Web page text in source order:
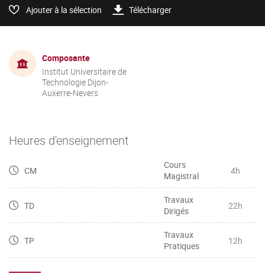
Ajouter à la sélection Télécharger
Composante
Institut Universitaire de
Technologie Dijon-
Auxerre-Nevers
Heures d'enseignement
CM
Cours
Magistral
4h
TD
Travaux
Dirigés
22h
TP
Travaux
Pratiques
12h